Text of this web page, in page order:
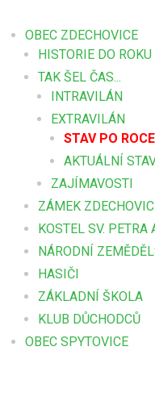
OBEC ZDECHOVICE
HISTORIE DO
TAK ŠEL ČAS...
INTRAVILÁN
EXTRAVILÁN
STAV PO
AKTUÁLNÍ
ZAJÍMAVOSTI
ZÁMEK
KOSTEL SV. PETRA
NÁRODNÍ
HASIČI
ZÁKLADNÍ ŠKOLA
KLUB DŮCHODCŮ
OBEC SPYTOVICE